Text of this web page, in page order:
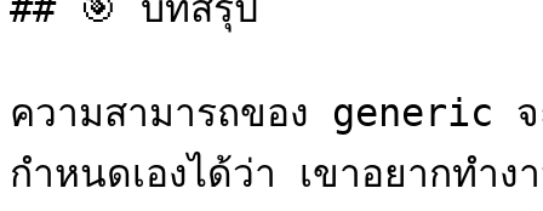
ความสามารถของ generic จ
กำหนดเองได้ว่า เขาอยากท